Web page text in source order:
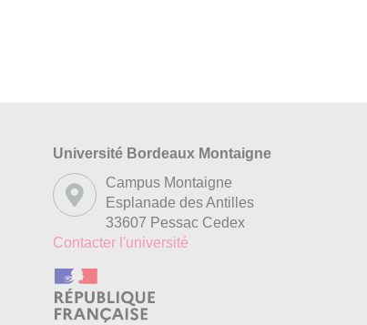
Université Bordeaux Montaigne
Campus Montaigne
Esplanade des Antilles
33607 Pessac Cedex
Contacter l'université